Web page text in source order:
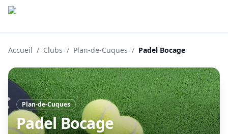
Accueil / Clubs / Plan-de-Cuques / Padel Bocage
Plan-de-Cuques
Padel Bocage